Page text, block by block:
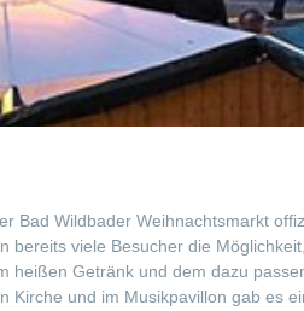
Bad Wildbader Weihnachtsmarkt
bereits viele Besucher die
heißen Getränk und dem dazu
Kirche und im Musikpavillon gab es